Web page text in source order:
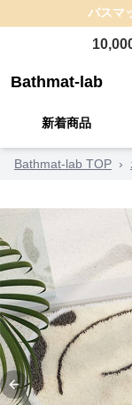
バスマ
Bathmat-lab
新着商品
Bathmat-lab TOP ›
Previous slide